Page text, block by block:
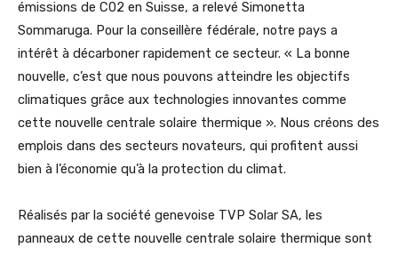
émissions de C02 en Suisse, a relevé Simonetta
Sommaruga. Pour la conseillère fédérale, notre pays a
intérêt à décarboner rapidement ce secteur. « La bonne
nouvelle, c’est que nous pouvons atteindre les objectifs
climatiques grâce aux technologies innovantes comme
cette nouvelle centrale solaire thermique ». Nous créons des
emplois dans des secteurs novateurs, qui profitent aussi
bien à l’économie qu’à la protection du climat.
Réalisés par la société genevoise TVP Solar SA, les
panneaux de cette nouvelle centrale solaire thermique sont